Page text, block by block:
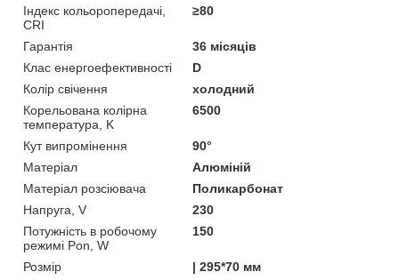
Індекс кольоропередачі,
CRI
≥80
Гарантія
36 місяців
Клас енергоефективності
D
Колір свічення
холодний
Корельована колірна
температура, K
6500
Кут випромінення
90°
Матеріал
Алюміній
Матеріал розсіювача
Поликарбонат
Напруга, V
230
Потужність в робочому
режимі Pon, W
150
Розмір
| 295*70 мм